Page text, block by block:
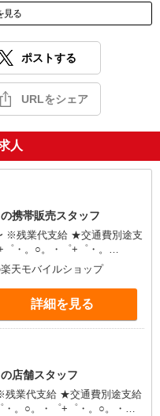
見る
ポストする
URLをシェア
人
携帯販売スタッフ
※残業代支給 ★交通費別途支
万円支給(規定有) お友達
ンティブ支給(規定有) ゜・。
・゜+゜
天モバイルショップ
詳細を見る
店舗スタッフ
残業代支給 ★交通費別途支給